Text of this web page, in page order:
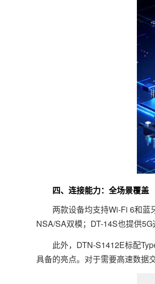
四、连接能力：全场景覆盖
两款设备均支持Wi-Fi 6和蓝
NSA/SA双模；DT-14S也提供5G
此外，DTN-S1412E标配
具备的亮点。对于需要高速数据